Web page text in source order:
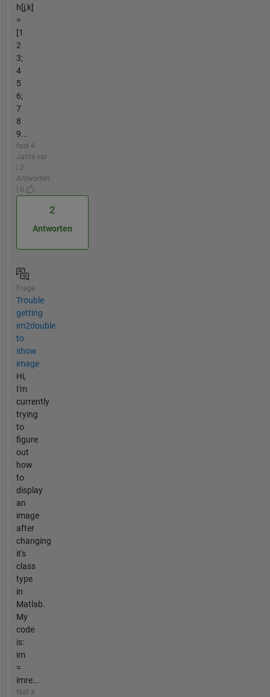
h[j,k]
=
[1
2
3;
4
5
6;
7
8
9...
fast 4
Jahre vor
| 2
Antworten
| 0
2
Antworten
Frage
Trouble
getting
im2double
to
show
image
Hi,
I'm
currently
trying
to
figure
out
how
to
display
an
image
after
changing
it's
class
type
in
Matlab.
My
code
is:
im
=
imre...
fast 4